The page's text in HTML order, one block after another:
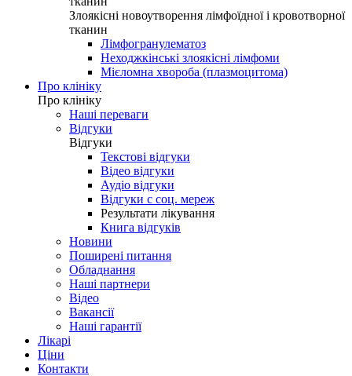
Злоякісні новоутворення лімфоїдної і кровотворної
тканин
Лімфогранулематоз
Неходжкінські злоякісні лімфоми
Мієломна хвороба (плазмоцитома)
Про клініку
Про клініку
Наші переваги
Відгуки
Відгуки
Текстові відгуки
Відео відгуки
Аудіо відгуки
Відгуки с соц. мереж
Результати лікування
Книга відгуків
Новини
Поширені питання
Обладнання
Наші партнери
Відео
Вакансії
Наші гарантії
Лікарі
Ціни
Контакти